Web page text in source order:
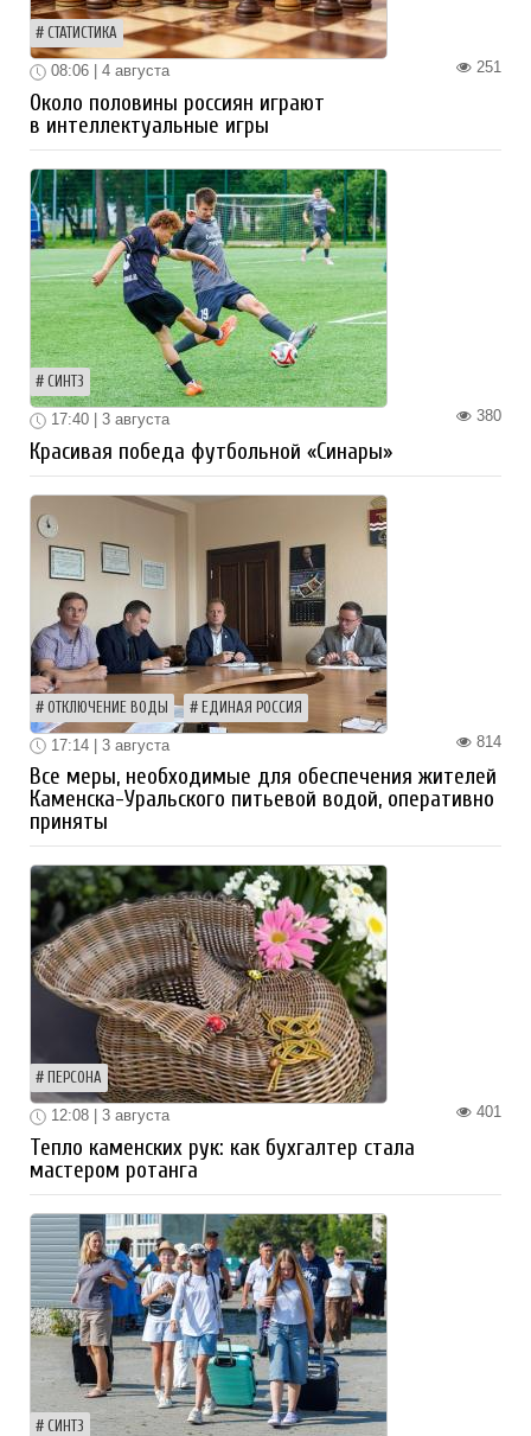
СТАТИСТИКА
251
08:06 | 4 августа
Около половины россиян играют
в интеллектуальные игры
СИНТЗ
380
17:40 | 3 августа
Красивая победа футбольной «Синары»
ОТКЛЮЧЕНИЕ ВОДЫ ЕДИНАЯ РОССИЯ
814
17:14 | 3 августа
Все меры, необходимые для обеспечения жителей
Каменска-Уральского питьевой водой, оперативно
приняты
ПЕРСОНА
401
12:08 | 3 августа
Тепло каменских рук: как бухгалтер стала
мастером ротанга
СИНТЗ